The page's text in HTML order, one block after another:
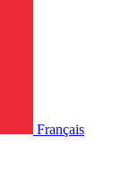
Français